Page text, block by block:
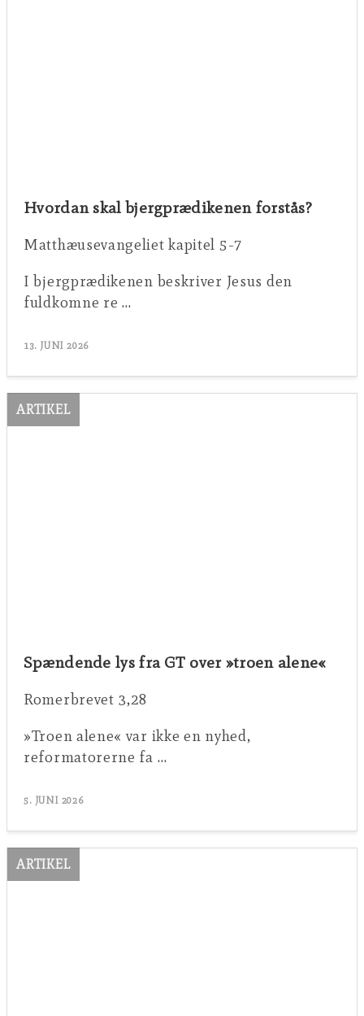
Hvordan skal bjergprædikenen forstås?
Matthæusevangeliet kapitel 5-7
I bjergprædikenen beskriver Jesus den
fuldkomne re …
13. JUNI 2026
ARTIKEL
Spændende lys fra GT over »troen alene«
Romerbrevet 3,28
»Troen alene« var ikke en nyhed,
reformatorerne fa …
5. JUNI 2026
ARTIKEL